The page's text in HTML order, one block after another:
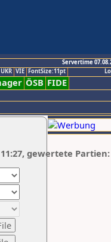
Servertime
UKR VIE FontSize:11pt
ÖSB FIDE
11:27, gewertete Partien: